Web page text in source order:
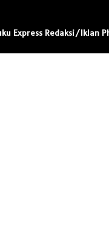
Express Redaksi/Iklan